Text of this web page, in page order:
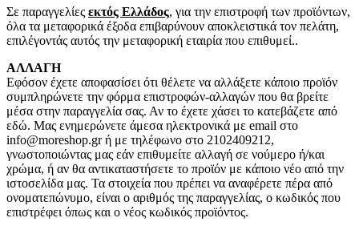
Σε παραγγελίες εκτός Ελλάδος, για την επιστροφή των προϊόντων,
όλα τα μεταφορικά έξοδα επιβαρύνουν αποκλειστικά τον πελάτη,
επιλέγοντάς αυτός την μεταφορική εταιρία που επιθυμεί..
ΑΛΛΑΓΗ
Εφόσον έχετε αποφασίσει ότι θέλετε να αλλάξετε κάποιο προϊόν
συμπληρώνετε την φόρμα επιστροφών-αλλαγών που θα βρείτε
μέσα στην παραγγελία σας. Αν το έχετε χάσει το κατεβάζετε από
εδώ. Μας ενημερώνετε άμεσα ηλεκτρονικά με email στο
info@moreshop.gr ή με τηλέφωνο στο 2102409212,
γνωστοποιώντας μας εάν επιθυμείτε αλλαγή σε νούμερο ή/και
χρώμα, ή αν θα αντικαταστήσετε το προϊόν με κάποιο νέο από την
ιστοσελίδα μας. Τα στοιχεία που πρέπει να αναφέρετε πέρα από
ονοματεπώνυμο, είναι ο αριθμός της παραγγελίας, ο κωδικός που
επιστρέφει όπως και ο νέος κωδικός προϊόντος.